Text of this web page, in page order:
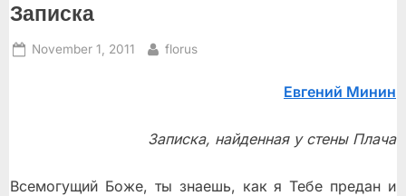
Записка
Posted
November 1, 2011 By
florus
Евгений Минин
Записка, найденная у стены Плача
Всемогущий Боже, ты знаешь, как я Тебе предан и